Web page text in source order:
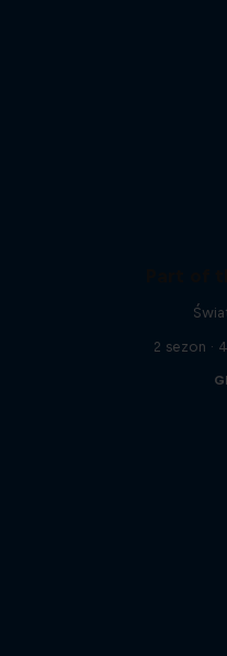
2 sezon ·